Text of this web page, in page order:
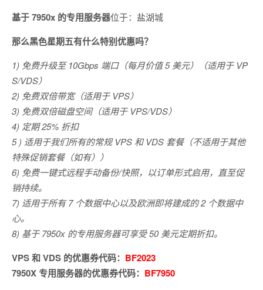
基于 7950x 的专用服务器位于：盐湖城
那么黑色星期五有什么特别优惠吗？
1) 免费升级至 10Gbps 端口（每月价值 5 美元）（适用于 VP
S/VDS）
2) 免费双倍带宽（适用于 VPS）
3) 免费双倍磁盘空间（适用于 VPS/VDS）
4) 定期 25% 折扣
5 ) 适用于我们所有的常规 VPS 和 VDS 套餐（不适用于其他
特殊促销套餐（如有））
6) 免费一键式远程手动备份/快照，以订单形式启用，直至促
销持续。
7) 适用于所有 7 个数据中心以及欧洲即将建成的 2 个数据中
心。
8) 基于 7950x 的专用服务器可享受 50 美元定期折扣。
VPS 和 VDS 的优惠券代码： BF2023
7950X 专用服务器的优惠券代码： BF7950